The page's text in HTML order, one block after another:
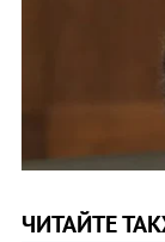
ЧИТАЙТЕ